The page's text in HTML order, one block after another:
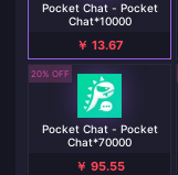
Pocket Chat - Pocket
Chat*10000
￥ 13.67
20% OFF
Pocket Chat - Pocket
Chat*70000
￥ 95.55